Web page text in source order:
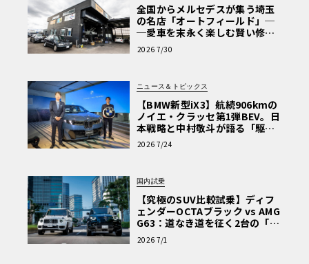
全国からメルセデスが集う埼玉
の名店「オートフィールド」─
─愛車を末永く楽しむ賢い修理
術と、プロがフックス製オイル
を選ぶ理由〈PR〉
2026 7/30
ニュース＆トピックス
【BMW新型iX3】航続906kmの
ノイエ・クラッセ第1弾BEV。日
本戦略と中村敬斗が語る「駆け
ぬける歓び」
2026 7/24
国内試乗
【究極のSUV比較試乗】ディフ
ェンダーOCTAブラック vs AMG
G63：道なき道を征く2台の「対
極的アプローチ」
2026 7/1